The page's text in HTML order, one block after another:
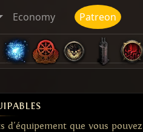
Economy Patreon
d'équipement que vous pouvez